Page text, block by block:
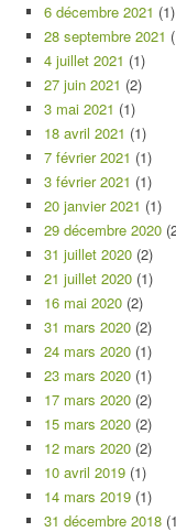
6 décembre 2021 (1)
28 septembre 2021
4 juillet 2021 (1)
27 juin 2021 (2)
3 mai 2021 (1)
18 avril 2021 (1)
7 février 2021 (1)
3 février 2021 (1)
20 janvier 2021 (1)
29 décembre 2020
31 juillet 2020 (2)
21 juillet 2020 (1)
16 mai 2020 (2)
31 mars 2020 (2)
24 mars 2020 (1)
23 mars 2020 (1)
17 mars 2020 (2)
15 mars 2020 (2)
12 mars 2020 (2)
10 avril 2019 (1)
14 mars 2019 (1)
31 décembre 2018